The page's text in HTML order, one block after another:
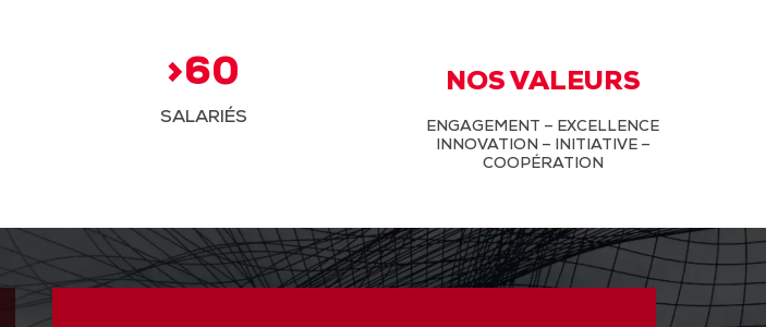
>60
SALARIÉS
NOS VALEURS
ENGAGEMENT – EXCELLENCE
INNOVATION – INITIATIVE –
COOPÉRATION